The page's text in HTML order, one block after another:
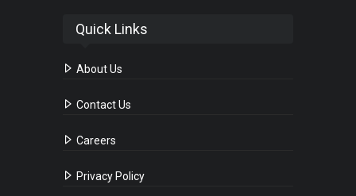
Quick Links
About Us
Contact Us
Careers
Privacy Policy